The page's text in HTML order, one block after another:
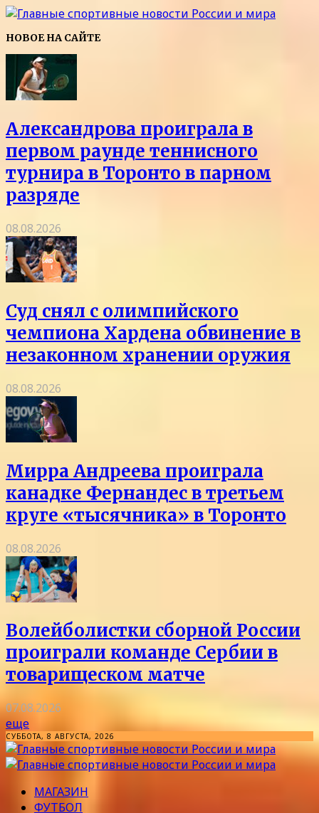
НОВОЕ НА САЙТЕ
Александрова проиграла в
первом раунде теннисного
турнира в Торонто в парном
разряде
08.08.2026
Суд снял с олимпийского
чемпиона Хардена обвинение в
незаконном хранении оружия
08.08.2026
Мирра Андреева проиграла
канадке Фернандес в третьем
круге «тысячника» в Торонто
08.08.2026
Волейболистки сборной России
проиграли команде Сербии в
товарищеском матче
07.08.2026
еще
СУББОТА, 8 АВГУСТА, 2026
МАГАЗИН
ФУТБОЛ